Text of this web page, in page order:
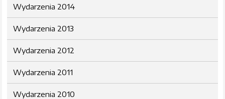
Wydarzenia 2014
Wydarzenia 2013
Wydarzenia 2012
Wydarzenia 2011
Wydarzenia 2010